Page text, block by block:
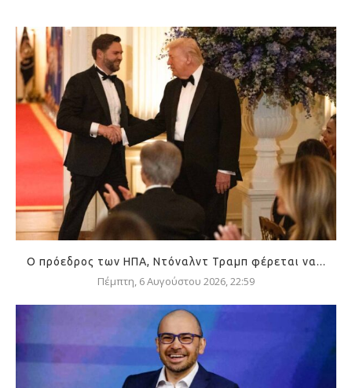
Ο πρόεδρος των ΗΠΑ, Ντόναλντ Τραμπ φέρεται να...
Πέμπτη, 6 Αυγούστου 2026, 22:59